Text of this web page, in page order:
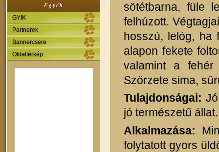
Egyéb
GYIK
Partnerek
Bannercsere
Oldaltérkép
sötétbarna, füle
felhúzott.
hosszú, lelóg, ha
alapon fekete
valamint a
Szőrzete sima,
Tulajdonságai:
jó természetű állat.
Alkalmazása:
folytatott gyors